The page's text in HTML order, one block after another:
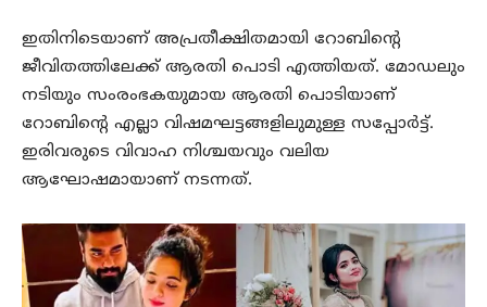
ഇതിനിടെയാണ് അപ്രതീക്ഷിതമായി റോബിന്റെ
ജീവിതത്തിലേക്ക് ആരതി പൊടി എത്തിയത്. മോഡലും
നടിയും സംരംഭകയുമായ ആരതി പൊടിയാണ്
റോബിന്റെ എല്ലാ വിഷമഘട്ടങ്ങളിലുമുള്ള സപ്പോര്‍ട്ട്.
ഇരിവരുടെ വിവാഹ നിശ്ചയവും വലിയ
ആഘോഷമായാണ് നടന്നത്.